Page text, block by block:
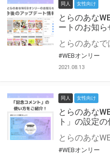
同人 女性向け
とらのあな
ートのお知ら
#WEBオンリー
2021.08.13
同人 女性向け
とらのあな
ト」の設定
#WEBオンリー